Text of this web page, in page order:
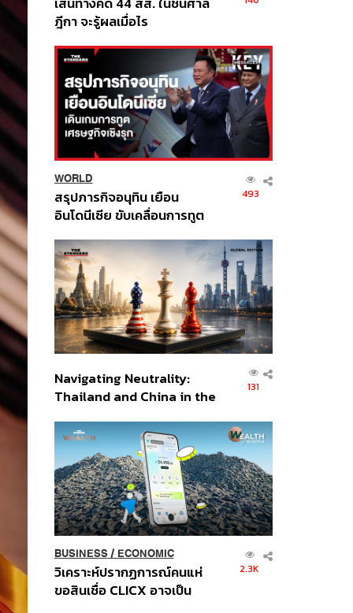
ฎีกา จะรู้ผลเมื่อไร
WORLD
สรุปภารกิจอนุทิน เยือน
อินโดนีเซีย ขับเคลื่อนการทูต
ส่วนยุทธศาสตร์ไทย –
อินโดนีเซีย
493
Navigating Neutrality:
Thailand and China in the
Order
131
BUSINESS/ ECONOMIC
วิเคราะห์ปรากฏการณ์คนแห่
ขอสินเชื่อ CLICX อาจเป็น
2.3K